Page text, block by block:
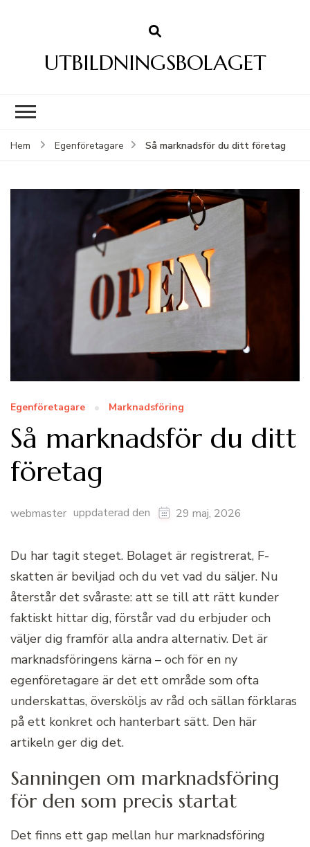
UTBILDNINGSBOLAGET
Hem Egenföretagare Så marknadsför du ditt företag
Egenföretagare Marknadsföring
Så marknadsför du ditt
företag
webmaster uppdaterad den 29 maj, 2026
Du har tagit steget. Bolaget är registrerat, F-
skatten är beviljad och du vet vad du säljer. Nu
återstår det svåraste: att se till att rätt kunder
faktiskt hittar dig, förstår vad du erbjuder och
väljer dig framför alla andra alternativ. Det är
marknadsföringens kärna – och för en ny
egenföretagare är det ett område som ofta
underskattas, översköljs av råd och sällan förklaras
på ett konkret och hanterbart sätt. Den här
artikeln ger dig det.
Sanningen om marknadsföring
för den som precis startat
Det finns ett gap mellan hur marknadsföring